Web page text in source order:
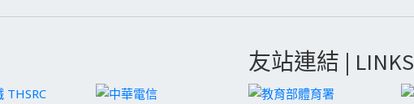
友站連結 | LINKS